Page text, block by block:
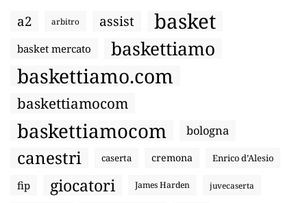
a2 arbitro assist basket
basket mercato baskettiamo
baskettiamo.com
baskettiamocom
baskettiamocom bologna
canestri caserta cremona Enrico d’Alesio
fip giocatori James Harden juvecaserta